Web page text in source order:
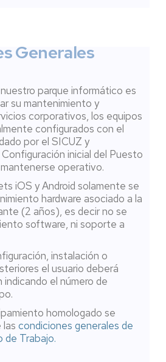
Generales
parque informático es
su mantenimiento y
corporativos, los equipos
configurados con el
por el SICUZ y
inicial del Puesto
operativo.
iOS y Android solamente se
hardware asociado a la
(2 años), es decir no se
software, ni soporte a
instalación o
el usuario deberá
el número de
homologado se
las condiciones generales de
de Trabajo.